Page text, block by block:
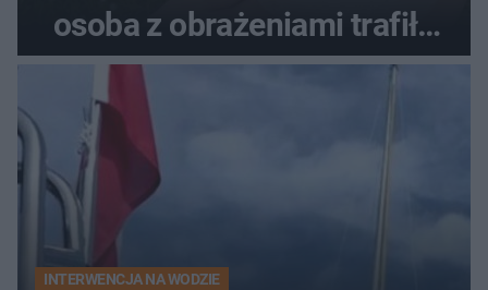
osoba z obrażeniami trafiła
do szpitala
INTERWENCJA NA WODZIE